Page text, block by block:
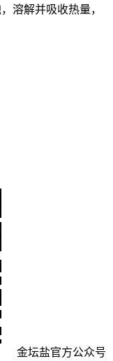
溶解并吸收热量，
金坛盐官方公众号